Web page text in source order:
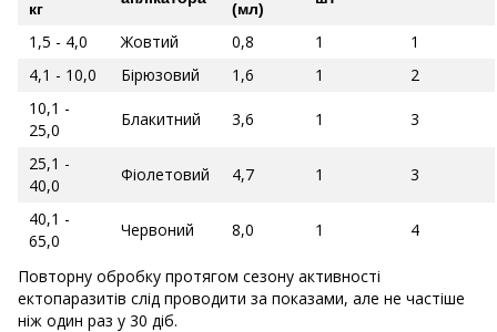
кг (мл)
1,5 - 4,0 Жовтий 0,8 1
1
4,1 - 10,0
Бірюзовий 1,6 1
2
10,1 -
25,0
Блакитний 3,6 1 3
25,1 -
40,0
Фіолетовий 4,7 1 3
40,1 -
65,0
Червоний 8,0 1 4
Повторну обробку протягом сезону активності
ектопаразитів слід проводити за показами, але не частіше
ніж один раз у 30 діб.